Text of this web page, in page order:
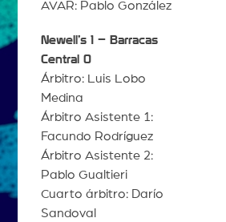
AVAR: Pablo González
Newell’s 1 – Barracas
Central 0
Árbitro: Luis Lobo
Medina
Árbitro Asistente 1:
Facundo Rodríguez
Árbitro Asistente 2:
Pablo Gualtieri
Cuarto árbitro: Darío
Sandoval